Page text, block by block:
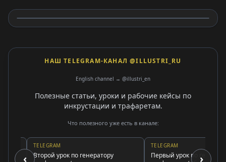
НАШ TELEGRAM-КАНАЛ @ILLUSTRI_RU
English channel → @illustri_en
Полезные статьи, уроки и рабочие кейсы по
инкрустации и трафаретам.
Что полезного уже есть в канале:
‹
TELEGRAM
Второй урок по генератору
TELEGRAM
Первый урок по генератору
›